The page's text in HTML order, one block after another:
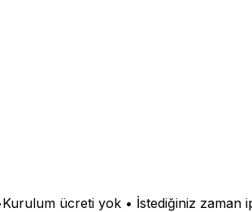
Kurulum ücreti yok • İstediğiniz zaman